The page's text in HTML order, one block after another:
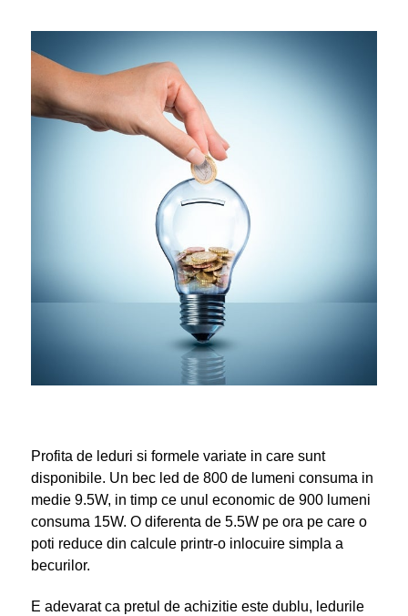
Profita de leduri si formele variate in care sunt
disponibile. Un bec led de 800 de lumeni consuma in
medie 9.5W, in timp ce unul economic de 900 lumeni
consuma 15W. O diferenta de 5.5W pe ora pe care o
poti reduce din calcule printr-o inlocuire simpla a
becurilor.
E adevarat ca pretul de achizitie este dublu, ledurile